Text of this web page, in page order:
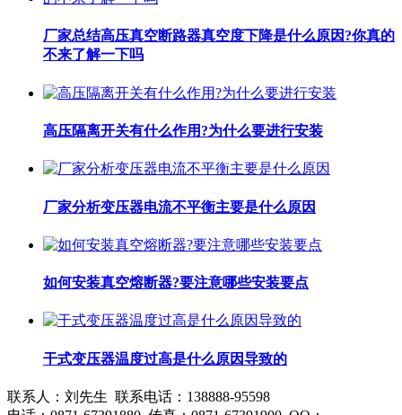
厂家总结高压真空断路器真空度下降是什么原因?你真的
不来了解一下吗
高压隔离开关有什么作用?为什么要进行安装
厂家分析变压器电流不平衡主要是什么原因
如何安装真空熔断器?要注意哪些安装要点
干式变压器温度过高是什么原因导致的
联系人：刘先生 联系电话：138888-95598